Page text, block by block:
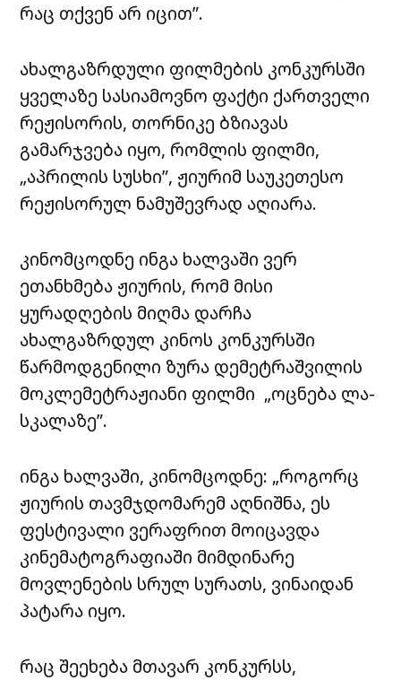
რაც თქვენ არ იცით”.
ახალგაზრდული ფილმების კონკურსში
ყველაზე სასიამოვნო ფაქტი ქართველი
რეჟისორის, თორნიკე ბზიავას
გამარჯვება იყო, რომლის ფილმი,
„აპრილის სუსხი”, ჟიურიმ საუკეთესო
რეჟისორულ ნამუშევრად აღიარა.
კინომცოდნე ინგა ხალვაში ვერ
ეთანხმება ჟიურის, რომ მისი
ყურადღების მიღმა დარჩა
ახალგაზრდულ კინოს კონკურსში
წარმოდგენილი ზურა დემეტრაშვილის
მოკლემეტრაჟიანი ფილმი „ოცნება ლა-
სკალაზე”.
ინგა ხალვაში, კინომცოდნე: „როგორც
ჟიურის თავმჯდომარემ აღნიშნა, ეს
ფესტივალი ვერაფრით მოიცავდა
კინემატოგრაფიაში მიმდინარე
მოვლენების სრულ სურათს, ვინაიდან
პატარა იყო.
რაც შეეხება მთავარ კონკურსს,